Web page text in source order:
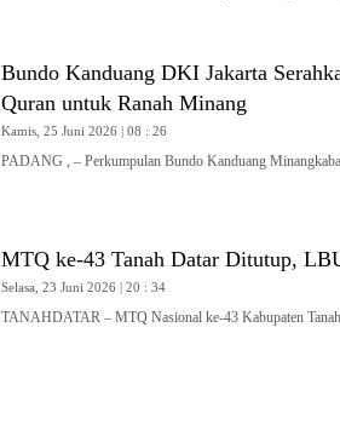
Bundo Kanduang DKI Jakarta
Quran untuk Ranah Minang
Kamis, 25 Juni 2026 | 08 : 26
PADANG , – Perkumpulan Bundo Kanduang
MTQ ke-43 Tanah Datar Ditutup,
Selasa, 23 Juni 2026 | 20 : 34
TANAHDATAR – MTQ Nasional ke-43 Kabupaten